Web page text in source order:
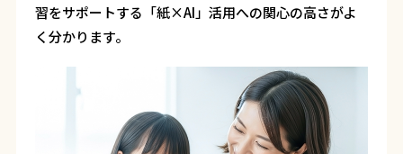
習をサポートする「紙×AI」活用への関心の高さがよ
く分かります。